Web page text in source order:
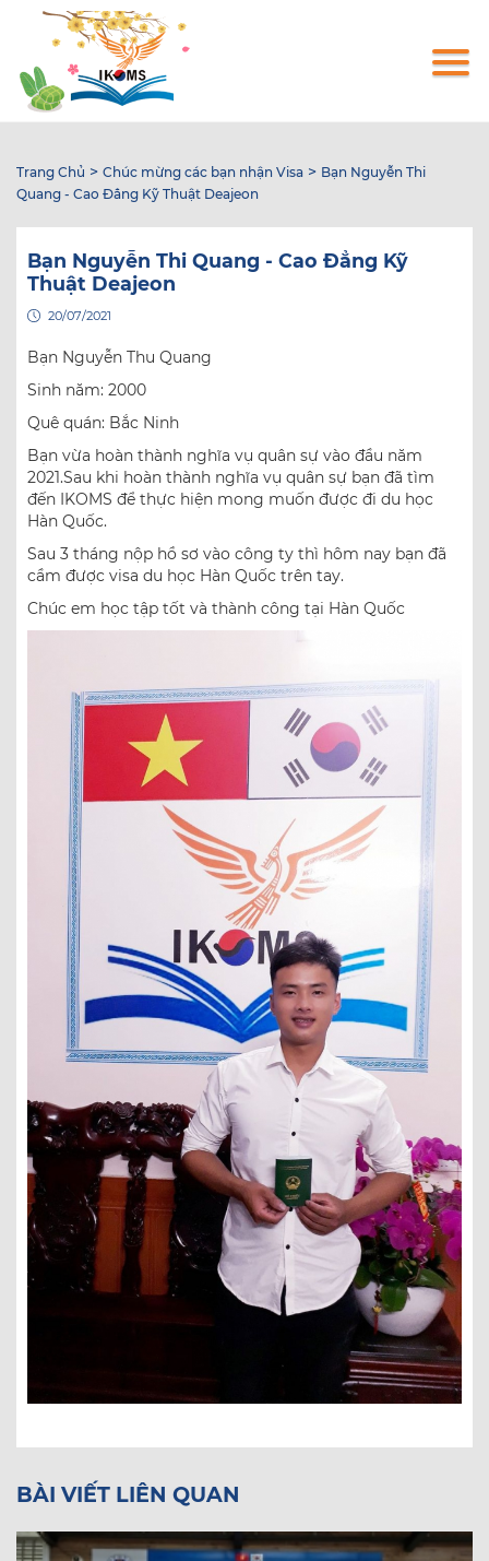
dung
Trang Chủ > Chúc mừng các bạn nhận Visa > Bạn Nguyễn Thi
Quang - Cao Đẳng Kỹ Thuật Deajeon
Bạn Nguyễn Thi Quang - Cao Đẳng Kỹ
Thuật Deajeon
20/07/2021
Bạn Nguyễn Thu Quang
Sinh năm: 2000
Quê quán: Bắc Ninh
Bạn vừa hoàn thành nghĩa vụ quân sự vào đầu năm
2021.Sau khi hoàn thành nghĩa vụ quân sự bạn đã tìm
đến IKOMS để thực hiện mong muốn được đi du học
Hàn Quốc.
Sau 3 tháng nộp hồ sơ vào công ty thì hôm nay bạn đã
cầm được visa du học Hàn Quốc trên tay.
Chúc em học tập tốt và thành công tại Hàn Quốc
BÀI VIẾT LIÊN QUAN